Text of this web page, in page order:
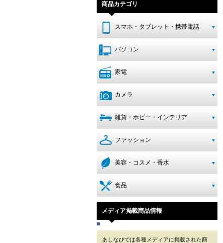
商品カテゴリ
スマホ・タブレット・携帯電話
パソコン
家電
カメラ
雑貨・ホビー・インテリア
ファッション
美容・コスメ・香水
食品
メディア掲載商品情報
あしなびでは各種メディアに掲載された商